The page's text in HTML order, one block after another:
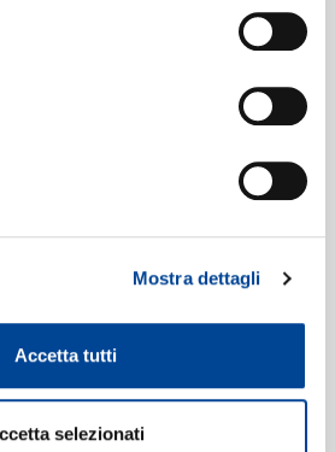
Mostra dettagli
Accetta tutti
selezionati
Mendes
Miller